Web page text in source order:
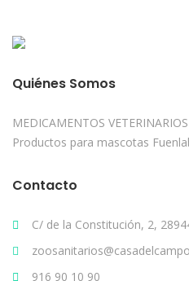
Quiénes Somos
MEDICAMENTOS
Productos para mascotas
Contacto
C/ de la Constitución, 2,
916 90 10 90